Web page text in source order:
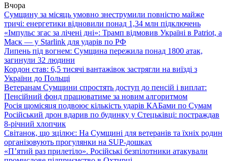
Вчора
Сумщину за місяць умовно знеструмили повністю майже
тричі: енергетики відновили понад 1,34 млн підключень
«Імпульс згас за лічені дні»: Трамп відмовив Україні в Patriot, а
Маск — у Starlink для ударів по РФ
Липень під вогнем: Сумщина пережила понад 1800 атак,
загинули 32 людини
Кордон став: 6,5 тисячі вантажівок застрягли на виїзді з
України до Польщі
Ветеранам Сумщини спростять доступ до пенсій і виплат:
Пенсійний фонд працюватиме за новим алгоритмом
Росія щомісяця подвоює кількість ударів КАБами по Сумам
Російський дрон вдарив по будинку у Стецьківці: постраждав
8-річний хлопчик
Світанок, що зцілює: На Сумщині для ветеранів та їхніх родин
організовують прогулянки на SUP-дошках
«П’ятий раз прилетіло». Російські безпілотники атакували